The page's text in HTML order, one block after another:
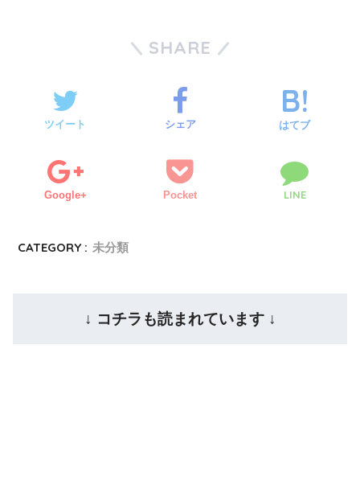
SHARE
ツイート シェア はてブ
Google+ Pocket LINE
CATEGORY : 未分類
↓ コチラも読まれています ↓